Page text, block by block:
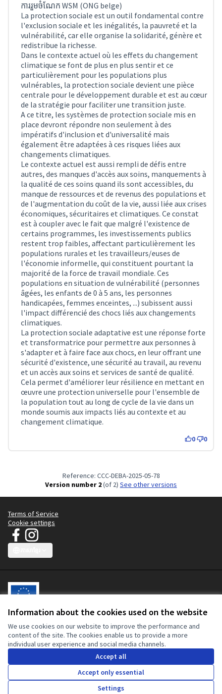
Information about the cookies used on the website
We use cookies on our website to improve the performance and
content of the site. The cookies enable us to provide a more
individual user experience and social media channels.
Accept all
Accept only essential
Settings
ការរួមចំណែក WSM (ONG belge)
La protection sociale est un outil fondamental contre
l'exclusion sociale et les inégalités, la pauvreté et la
vulnérabilité, car elle organise la solidarité, génère et
redistribue la richesse.
Dans le contexte actuel où les effets du changement
climatique se font de plus en plus sentir et ce
particulièrement pour les populations plus
vulnérables, la protection sociale devient une pièce
centrale pour le développement durable et est au cœur
de la stratégie pour faciliter une transition juste.
A ce titre, les systèmes de protection sociale mis en
place devront répondre non seulement à des
impératifs d'inclusion et d'universalité mais
également être adaptées à ces risques liées aux
changements climatiques.
Le contexte actuel est aussi rempli de défis entre
autres, des manques d'accès aux soins, manquements à
la qualité de ces soins quand ils sont accessibles, du
manque de ressources et de revenus des populations et
de l'augmentation du coût de la vie, aussi liée aux crises
économiques, sécuritaires et climatiques. Ce constat
est à coupler avec le fait que malgré l'existence de
certains programmes, les investissements publics
restent trop faibles, affectant particulièrement les
populations rurales et les travailleurs/euses de
l'économie informelle, qui constituent pourtant la
majorité de la force de travail mondiale. Ces
populations en situation de vulnérabilité (personnes
âgées, les enfants de 0 à 5 ans, les personnes
handicapées, femmes enceintes, ...) subissent aussi
l'impact différencié des chocs liés aux changements
climatiques.
La protection sociale adaptative est une réponse forte
et transformatrice pour permettre aux personnes à
s'adapter et à faire face aux chocs, en leur offrant une
sécurité d'existence, une sécurité au travail, au revenu
et un accès aux soins et services de santé de qualité.
Cela permet d'améliorer leur résilience en mettant en
œuvre une protection universelle pour l'ensemble de
la population tout au long de cycle de la vie dans un
monde soumis aux impacts liés au contexte et au
changement climatique.
0 0
Reference: CCC-DEBA-2025-05-78
Version number 2(of 2) see other versions
Terms of Service
Cookie settings
JT Manifesto - យុទ្ធនាការសម្លៀកបំពាក់ស្អាត at Facebook
(External link)
JT Manifesto - យុទ្ធនាការសម្លៀកបំពាក់ស្អាត at Instagram
(External link)
វេទិកាចូលរួមនេះត្រូវបានសហការផ្តល់មូលនិធិដោយសហភាពអឺរ៉ុប។ ខ្លឹមសារនៃ
គេហទំព័រនេះគឺជាការទទួលខុសត្រូវទាំងស្រុងនៃយុទ្ធនាការសម្លៀកបំពាក់ស្អាត ហើយ
មិនអាចយកមកឆ្លុះបញ្ចាំងពីទស្សនៈរបស់សហភាពអឺរ៉ុប ឬគណៈកម្មការអឺរ៉ុបបានទេ។
Creative
(External